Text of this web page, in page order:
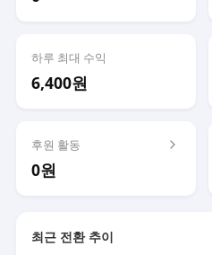
하루 최대 수익
6,400원
후원 활동
0원
최근 전환 추이